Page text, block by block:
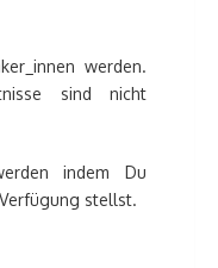
werden.
sind nicht
indem Du
stellst.